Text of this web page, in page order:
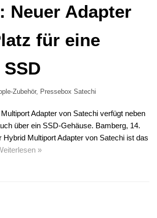
Neuer Adapter
für eine
Zubehör, Pressebox Satechi
Adapter von Satechi verfügt neben
über ein SSD-Gehäuse. Bamberg, 14.
Hybrid Multiport Adapter von Satechi ist das
»